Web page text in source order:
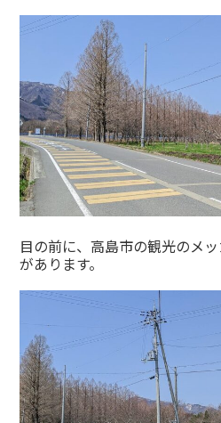
目の前に、高島市の観光のメ
があります。